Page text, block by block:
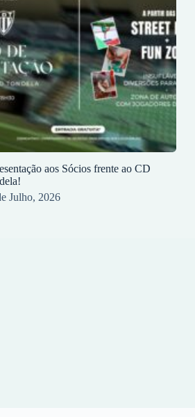
aos Sócios frente ao CD
Julho, 2026